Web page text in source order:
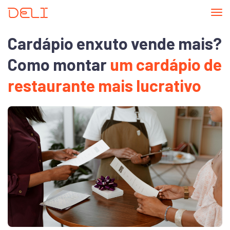
Cardápio enxuto vende mais?
Como montar um cardápio de
restaurante mais lucrativo